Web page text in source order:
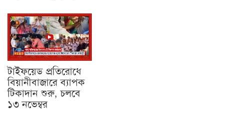
টাইফয়েড প্রতিরোধে
বিয়ানীবাজারে ব্যাপক
টিকাদান শুরু, চলবে
১৩ নভেম্বর